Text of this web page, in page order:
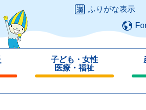
ふりがな表示
子ども・女性
医療・福祉
じ
じ